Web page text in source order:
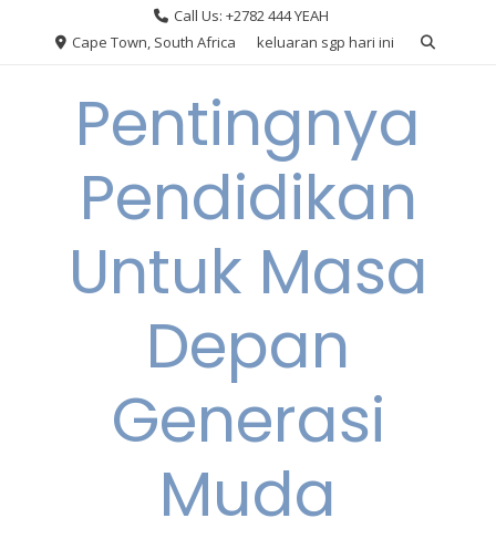
Call Us: +2782 444 YEAH
Cape Town, South Africa
keluaran sgp hari ini
Pentingnya
Pendidikan
Untuk Masa
Depan
Generasi
Muda